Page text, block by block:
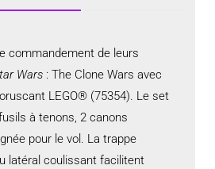
commandement de leurs
Wars : The Clone Wars avec
LEGO® (75354). Le set
à tenons, 2 canons
pour le vol. La trappe
latéral coulissant facilitent